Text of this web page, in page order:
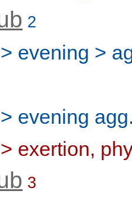
2
evening >
evening
exertion,
3